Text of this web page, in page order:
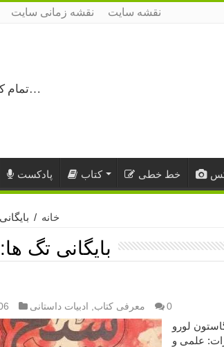
نقشه زمانی سایت نقشه سایت
تمام کوله‌بارم، یک قلم و چند ورق کاغذ، می‌گذرم از هزار و یک راه نرفته…
پادکست کتاب خط خطی
خانه /
بایگانی تگ
معرفی کتاب ادبیات داستانی 0
گاستون لورو
علمی و